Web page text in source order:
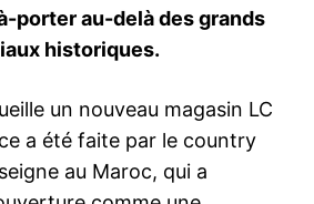
porter au-delà des grands
historiques.
un nouveau magasin LC
a été faite par le country
au Maroc, qui a